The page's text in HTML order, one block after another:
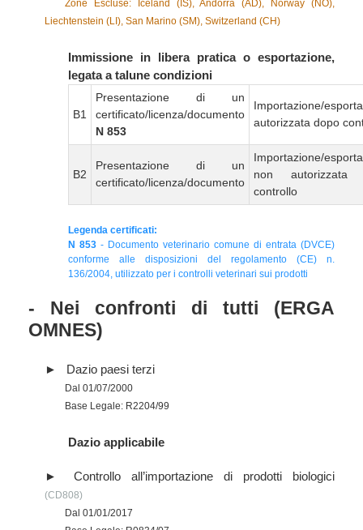
Zone Escluse: Iceland (IS), Andorra (AD), Norway (NO),
Liechtenstein (LI), San Marino (SM), Switzerland (CH)
Immissione in libera pratica o esportazione,
legata a talune condizioni
B1
Presentazione di un
certificato/licenza/documento
N 853
Importazione/
autorizzata dopo
B2
Presentazione di un
certificato/licenza/documento
Importazione/
non autorizzata
controllo
Legenda certificati:
N 853 - Documento veterinario comune di entrata (DVCE)
conforme alle disposizioni del regolamento (CE) n.
136/2004, utilizzato per i controlli veterinari sui prodotti
- Nei confronti di tutti (ERGA
OMNES)
Dazio paesi terzi
Dal 01/07/2000
Base Legale: R2204/99
Dazio applicabile
Controllo all’importazione di prodotti biologici
(CD808)
Dal 01/01/2017